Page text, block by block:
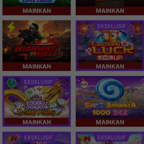
MAINKAN MAINKAN
MAINKAN
EKSKLUSIF
MAINKAN
EKSKLUSIF
MAINKAN MAINKAN
EKSKLUSIF EKSKLUSIF